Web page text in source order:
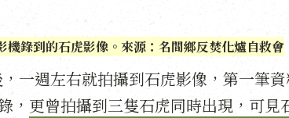
機錄到的石虎影像。來源：名間鄉反焚化爐自救會
一週左右就拍攝到石虎影像，第一筆
， 更曾拍攝到三隻石虎同時出現，可見